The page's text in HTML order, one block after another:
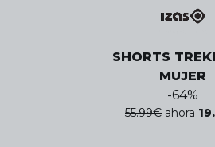
SHORTS
MUJER
-64%
55.99€ ahora